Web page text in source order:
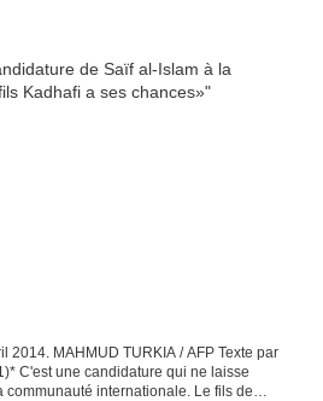
2014. MAHMUD TURKIA / AFP Texte par
C'est une candidature qui ne laisse
internationale. Le fils de